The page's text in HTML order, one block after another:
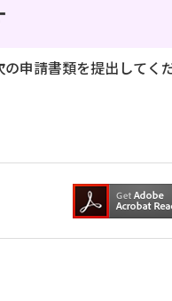
申請書類を提出してくだ